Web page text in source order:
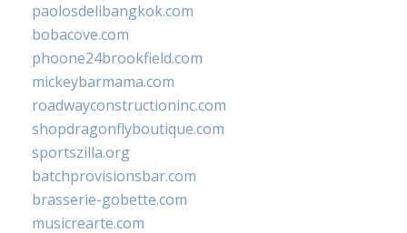
paolosdelibangkok.com
bobacove.com
phoone24brookfield.com
mickeybarmama.com
roadwayconstructioninc.com
shopdragonflyboutique.com
sportszilla.org
batchprovisionsbar.com
brasserie-gobette.com
musicrearte.com